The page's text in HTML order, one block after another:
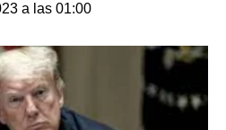
a las 01:00